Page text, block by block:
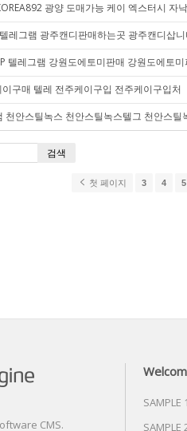
광양 도매가능 케이 엑스터시 자
텔레그램 광주캔디판매하는곳 광주캔디삽
텔레그램 강원도에토미판매 강원도에토
구매 텔레 전주케이구입 전주케이구입처
천안스틸녹스 천안스틸녹스텔그 천안스틸
검색
첫 페이지 3 4 5
CMS.
SAMPLE 1
SAMPLE